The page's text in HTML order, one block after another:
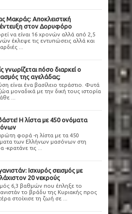
Μακράς: Αποκλειστική
στον Δορυφόρο
να είναι 16 χρονών αλλά από 2,5
έκλεψε τις εντυπώσεις αλλά και
...
γνωρίζεται πόσο διαρκεί ο
της αγελάδας;
είναι ένα βασίλειο τεράστιο. Φυτά
μοναδικά με την δική τους ιστορία
...
Η λίστα με 450 ονόματα
φορά -η λίστα με τα 450
των Ελλήνων μασόνων στη
-κρατάνε τις ...
Ισχυρός σεισμός με
20 νεκρούς
6,3 βαθμών που έπληξε το
το βράδυ της Κυριακής προς
στοίχισε τη ζωή σε ...